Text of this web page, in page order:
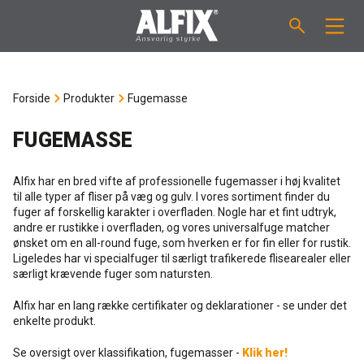
Vådrumsmembraner
Fliseklæber "Fix"
Primere / Bindere
Fugemasse
OM ALFIX
Om Alfix
Ansvarlighed
Forhandlere
NYHEDER & ARTIKLER
DK
NO
Forside Produkter Fugemasse
FUGEMASSE
Alfix har en bred vifte af professionelle fugemasser i høj kvalitet
til alle typer af fliser på væg og gulv. I vores sortiment finder du
fuger af forskellig karakter i overfladen. Nogle har et fint udtryk,
andre er rustikke i overfladen, og vores universalfuge matcher
ønsket om en all-round fuge, som hverken er for fin eller for rustik.
Ligeledes har vi specialfuger til særligt trafikerede flisearealer eller
særligt krævende fuger som natursten.
Alfix har en lang række certifikater og deklarationer - se under det
enkelte produkt.
Se oversigt over klassifikation, fugemasser - Klik her!